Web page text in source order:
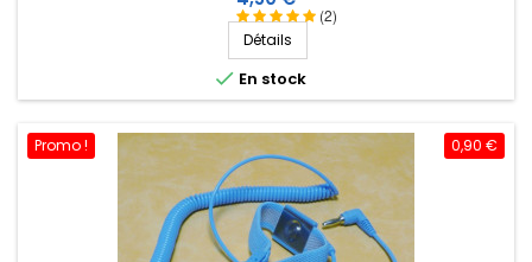
(2)
Détails
 En stock
0,90 €
Promo !